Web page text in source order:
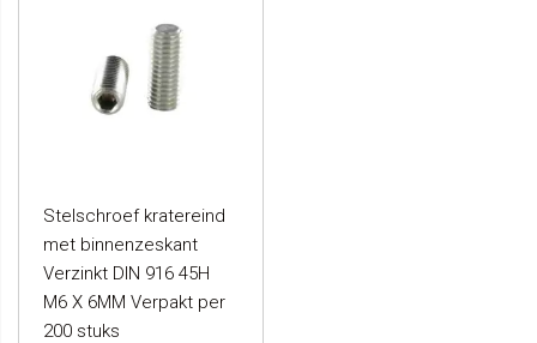
Stelschroef kratereind
met binnenzeskant
Verzinkt DIN 916 45H
M6 X 6MM Verpakt per
200 stuks